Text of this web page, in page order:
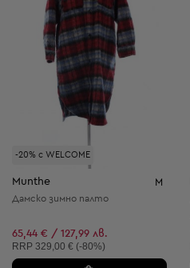
-20% с WELCOME
Munthe M
Дамско зимно палто
65,44 € / 127,99 лв.
Препоръчителна цена:
RRP 329,00 € (-80%)